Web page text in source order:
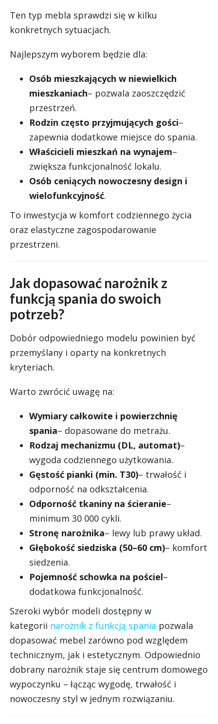
Ten typ mebla sprawdzi się w kilku
konkretnych sytuacjach.
Najlepszym wyborem będzie dla:
Osób mieszkających w niewielkich
mieszkaniach– pozwala zaoszczędzić
przestrzeń.
Rodzin często przyjmujących gości–
zapewnia dodatkowe miejsce do spania.
Właścicieli mieszkań na wynajem–
zwiększa funkcjonalność lokalu.
Osób ceniących nowoczesny design i
wielofunkcyjność.
To inwestycja w komfort codziennego życia
oraz elastyczne zagospodarowanie
przestrzeni.
Jak dopasować narożnik z
funkcją spania do swoich
potrzeb?
Dobór odpowiedniego modelu powinien być
przemyślany i oparty na konkretnych
kryteriach.
Warto zwrócić uwagę na:
Wymiary całkowite i powierzchnię
spania– dopasowane do metrażu.
Rodzaj mechanizmu (DL, automat)–
wygoda codziennego użytkowania.
Gęstość pianki (min. T30)– trwałość i
odporność na odkształcenia.
Odporność tkaniny na ścieranie–
minimum 30 000 cykli.
Stronę narożnika– lewy lub prawy układ.
Głębokość siedziska (50–60 cm)– komfort
siedzenia.
Pojemność schowka na pościel–
dodatkowa funkcjonalność.
Szeroki wybór modeli dostępny w
kategorii narożnik z funkcją spania pozwala
dopasować mebel zarówno pod względem
technicznym, jak i estetycznym. Odpowiednio
dobrany narożnik staje się centrum domowego
wypoczynku – łącząc wygodę, trwałość i
nowoczesny styl w jednym rozwiązaniu.